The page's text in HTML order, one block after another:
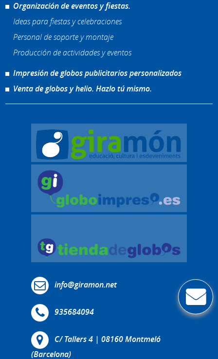
Organización de eventos y fiestas.
Ideas para fiestas y celebraciones
Personal de soporte y montaje
Producción de actividades y eventos
Impresión de globos publicitarios personalizados
Venta de globos y helio. Hazlo tú mismo.
info@giramon.net
935684094
C/ Tallers 4 | 08160 Montmeló
(Barcelona)